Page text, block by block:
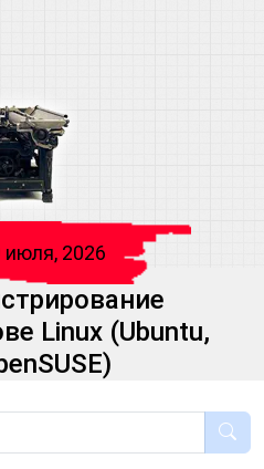
июля, 2026
Linux (Ubuntu,